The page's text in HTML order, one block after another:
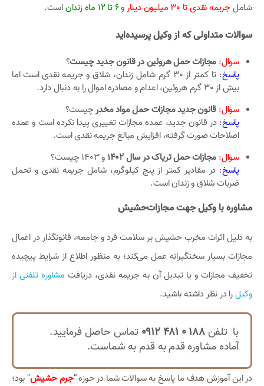
شاملجریمه نقدی تا 30 میلیون دینار و6 تا 12 ماه زندان است.
سوالات متداولی که از وکیل پرسیده‌اید
سوال: مجازات حمل هروئین در قانون جدید چیست؟
پاسخ
: تا کمتر از 30 گرم شامل زندان، شلاق و جریمه نقدی است اما
بیش از 30 گرم هروئین، اعدام و مصادره اموال را به دنبال دارد.
سوال: قانون جدید مجازات حمل مواد مخدرچیست؟
پاسخ: در قانون جدید، عمده مجازات تغییری پیدا نکرده است و عمده
اصلاحات صورت گرفته، افزایش مبالغ جریمه نقدی است.
سوال: مجازات حمل تریاک در سال 1402
و 1403 چیست؟
پاسخ: در مقادیر کمتر از پنج کیلوگرم، شامل جریمه نقدی و تحمل
ضربات شلاق و زندان است.
مشاوره با وکیل جهت مجازات‌حشیش
به دلیل اثرات مخرب حشیش بر سلامت فرد و جامعه، قانونگذار در اعمال
مجازات بسیار سختگیرانه عمل می‌کند؛ به منظور اطلاع از شرایط پیچیده
تخفیف مجازات و یا تبدیل آن به جریمه نقدی، دریافت مشاوره تلفنی از
وکیلرا در نظر داشته باشید.
با تلفن188 0 481 0912
تماس حاصل فرمایید.
آماده مشاوره قدم به قدم به شماست.
در این آموزش هدف ما پاسخ به سوالات شما در حوزه “جرم حشیش“بود؛